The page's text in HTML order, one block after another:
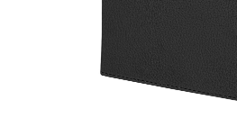
Mesafeli Satış Sözleşmesi